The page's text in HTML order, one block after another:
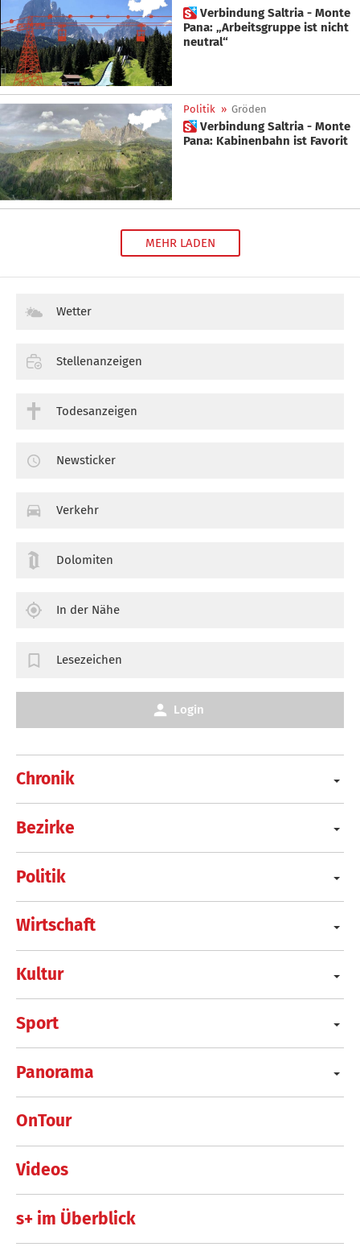
 Verbindung Saltria - Monte
Pana: „Arbeitsgruppe ist nicht
neutral“
Politik » Gröden
 Verbindung Saltria - Monte
Pana: Kabinenbahn ist Favorit
MEHR LADEN
Chronik
Bezirke
Politik
Wirtschaft
Kultur
Sport
Panorama
OnTour
Videos
s+ im Überblick
Wetter
Stellenanzeigen
Todesanzeigen
Newsticker
Verkehr
Dolomiten
In der Nähe
Lesezeichen
Login